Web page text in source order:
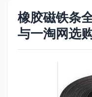
橡胶磁铁条
与一淘网选